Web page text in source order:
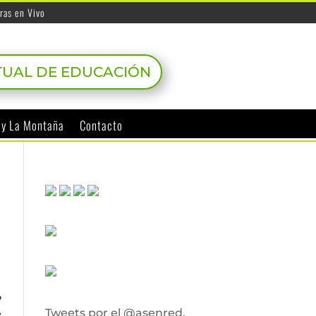
en Vivo
DE EDUCACIÓN
La Montaña Contacto
Tweets por el @asenred.